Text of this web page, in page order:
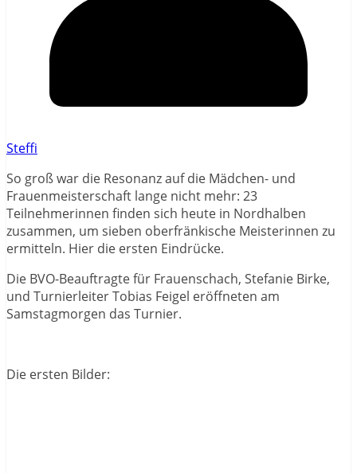
Steffi
So groß war die Resonanz auf die Mädchen- und
Frauenmeisterschaft lange nicht mehr: 23
Teilnehmerinnen finden sich heute in Nordhalben
zusammen, um sieben oberfränkische Meisterinnen zu
ermitteln. Hier die ersten Eindrücke.
Die BVO-Beauftragte für Frauenschach, Stefanie Birke,
und Turnierleiter Tobias Feigel eröffneten am
Samstagmorgen das Turnier.
Die ersten Bilder: